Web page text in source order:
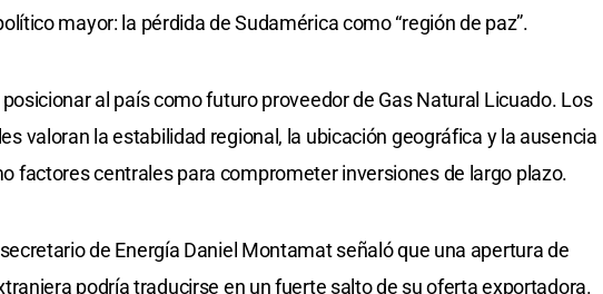
mayor: la pérdida de Sudamérica como “región de paz”.
al país como futuro proveedor de Gas Natural Licuado. Los
valoran la estabilidad regional, la ubicación geográfica y la ausencia
factores centrales para comprometer inversiones de largo plazo.
de Energía Daniel Montamat señaló que una apertura de
podría traducirse en un fuerte salto de su oferta exportadora.